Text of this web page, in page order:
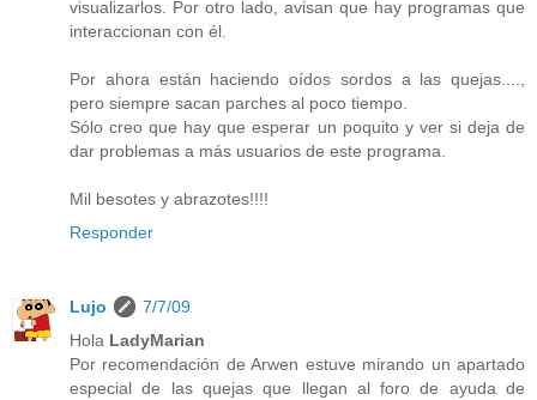
visualizarlos. Por otro lado, avisan que hay programas que
interaccionan con él.
Por ahora están haciendo oídos sordos a las quejas....,
pero siempre sacan parches al poco tiempo.
Sólo creo que hay que esperar un poquito y ver si deja de
dar problemas a más usuarios de este programa.
Mil besotes y abrazotes!!!!
Responder
Lujo
7/7/09
Hola LadyMarian
Por recomendación de Arwen estuve mirando un apartado
especial de las quejas que llegan al foro de ayuda de